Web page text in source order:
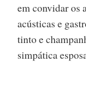
em convidar os
acústicas e
tinto e
simpática